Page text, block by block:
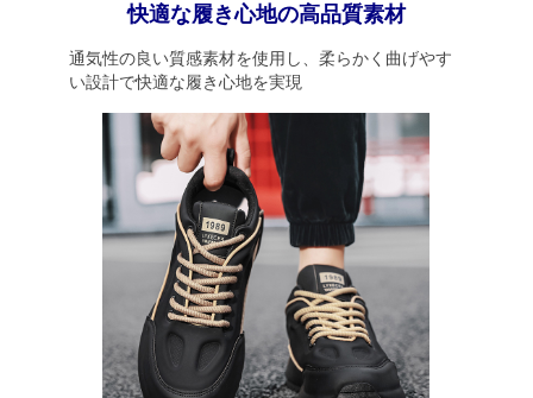
快適な履き心地の高品質素材
通気性の良い質感素材を使用し、柔らかく曲げやす
い設計で快適な履き心地を実現